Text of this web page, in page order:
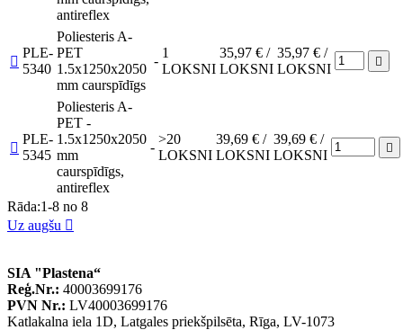
antireflex

PLE-
5340
Poliesteris A-
PET
1.5x1250x2050
mm caurspīdīgs
-
1
LOKSNI
35,97 € /
LOKSNI
35,97 € /
LOKSNI


PLE-
5345
Poliesteris A-
PET -
1.5x1250x2050
mm
caurspīdīgs,
antireflex
-
>20
LOKSNI
39,69 € /
LOKSNI
39,69 € /
LOKSNI

Rāda:1-8 no 8
Uz augšu 
SIA "Plastena“
Reģ.Nr.: 40003699176
PVN Nr.: LV40003699176
Katlakalna iela 1D, Latgales priekšpilsēta, Rīga, LV-1073